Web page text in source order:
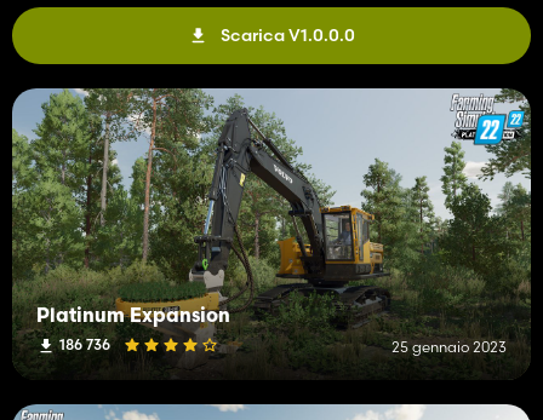
Scarica V1.0.0.0
Platinum Expansion
186 736 25 gennaio 2023